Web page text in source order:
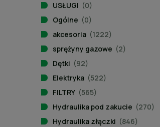
USŁUGI (0)
Ogólne (0)
akcesoria (1222)
sprężyny gazowe (2)
Dętki (92)
Elektryka (522)
FILTRY (565)
Hydraulika pod zakucie (270)
Hydraulika złączki (846)